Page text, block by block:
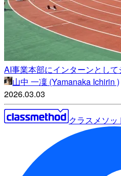
AI事業本部にインターンとし
山中 一凜 (Yamanaka Ichirin )
2026.03.03
クラスメソッ